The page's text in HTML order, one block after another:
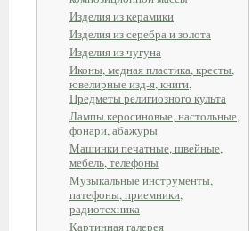
Изделия из керамики
Изделия из серебра и золота
Изделия из чугуна
Иконы, медная пластика, кресты,
ювелирные изд-я, книги,
Предметы религиозного культа
Лампы керосиновые, настольные,
фонари, абажуры
Машинки печатные, швейные,
мебель, телефоны
Музыкальные инструменты,
патефоны, приемники,
радиотехника
Картинная галерея